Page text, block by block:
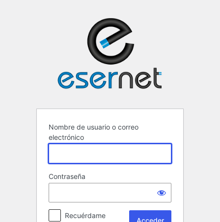
Nombre de usuario o correo
electrónico
Contraseña
Recuérdame